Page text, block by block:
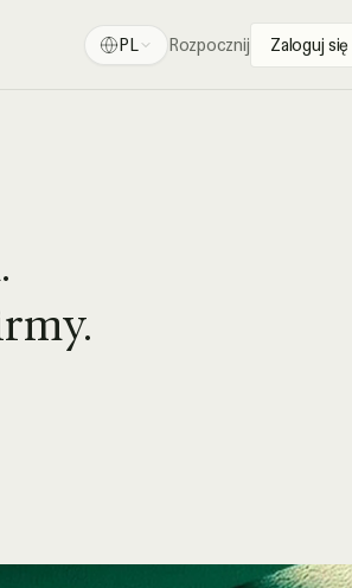
PL Rozpocznij Zaloguj się